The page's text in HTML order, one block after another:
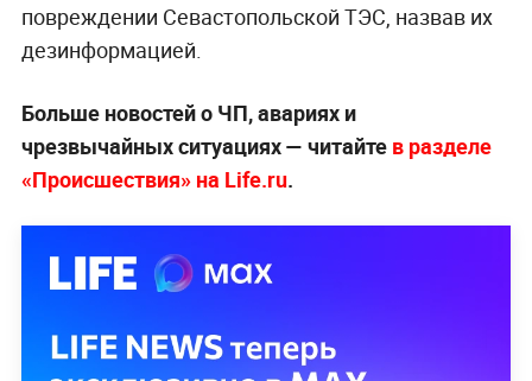
повреждении Севастопольской ТЭС, назвав их
дезинформацией.
Больше новостей о ЧП, авариях и
чрезвычайных ситуациях — читайте в разделе
«Происшествия» на Life.ru.